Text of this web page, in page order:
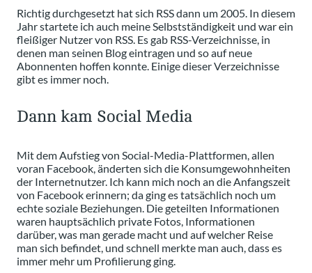
Richtig durchgesetzt hat sich RSS dann um 2005. In diesem
Jahr startete ich auch meine Selbstständigkeit und war ein
fleißiger Nutzer von RSS. Es gab RSS-Verzeichnisse, in
denen man seinen Blog eintragen und so auf neue
Abonnenten hoffen konnte. Einige dieser Verzeichnisse
gibt es immer noch.
Dann kam Social Media
Mit dem Aufstieg von Social-Media-Plattformen, allen
voran Facebook, änderten sich die Konsumgewohnheiten
der Internetnutzer. Ich kann mich noch an die Anfangszeit
von Facebook erinnern; da ging es tatsächlich noch um
echte soziale Beziehungen. Die geteilten Informationen
waren hauptsächlich private Fotos, Informationen
darüber, was man gerade macht und auf welcher Reise
man sich befindet, und schnell merkte man auch, dass es
immer mehr um Profilierung ging.